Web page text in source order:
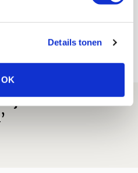
Details tonen
OK
bleven door